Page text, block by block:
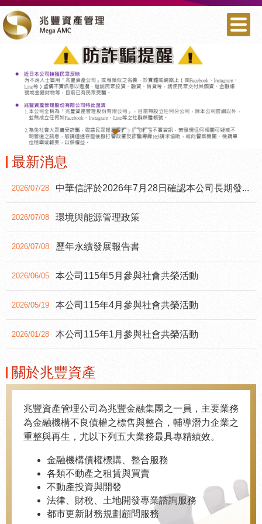
••••
最新消息
中華信評於2026年7月28日確認本公司長期發...
2026/07/28
環境與能源管理政策
2026/07/08
歷年永續發展報告書
2026/07/08
本公司115年5月參與社會共榮活動
2026/06/05
本公司115年4月參與社會共榮活動
2026/05/19
本公司115年1月參與社會共榮活動
2026/01/28
關於兆豐資產
兆豐資產管理公司為兆豐金融集團之一員，主要業務
為金融機構不良債權之標售與整合，輔導潛力企業之
重整與再生，尤以下列五大業務最具專精績效。
金融機構債權標購、整合服務
各類不動產之租賃與買賣
不動產投資與開發
法律、財稅、土地開發專業諮詢服務
都市更新財務規劃顧問服務